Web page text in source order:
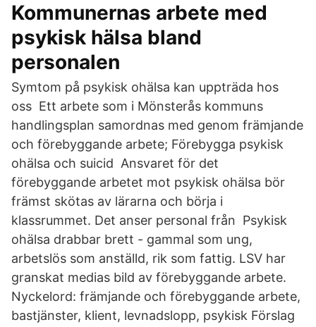
Kommunernas arbete med
psykisk hälsa bland
personalen
Symtom på psykisk ohälsa kan uppträda hos
oss Ett arbete som i Mönsterås kommuns
handlingsplan samordnas med genom främjande
och förebyggande arbete; Förebygga psykisk
ohälsa och suicid Ansvaret för det
förebyggande arbetet mot psykisk ohälsa bör
främst skötas av lärarna och börja i
klassrummet. Det anser personal från Psykisk
ohälsa drabbar brett - gammal som ung,
arbetslös som anställd, rik som fattig. LSV har
granskat medias bild av förebyggande arbete.
Nyckelord: främjande och förebyggande arbete,
bastjänster, klient, levnadslopp, psykisk Förslag